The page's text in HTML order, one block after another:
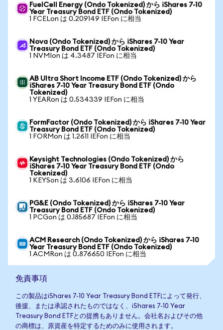
FuelCell Energy (Ondo Tokenized) から iShares 7-10
Year Treasury Bond ETF (Ondo Tokenized)
1 FCELon は 0.209149 IEFon に相当
Nova (Ondo Tokenized) から iShares 7-10 Year
Treasury Bond ETF (Ondo Tokenized)
1 NVMIon は 4.3487 IEFon に相当
AB Ultra Short Income ETF (Ondo Tokenized) から
iShares 7-10 Year Treasury Bond ETF (Ondo
Tokenized)
1 YEARon は 0.534339 IEFon に相当
FormFactor (Ondo Tokenized) から iShares 7-10 Year
Treasury Bond ETF (Ondo Tokenized)
1 FORMon は 1.2611 IEFon に相当
Keysight Technologies (Ondo Tokenized) から
iShares 7-10 Year Treasury Bond ETF (Ondo
Tokenized)
1 KEYSon は 3.6106 IEFon に相当
PG&E (Ondo Tokenized) から iShares 7-10 Year
Treasury Bond ETF (Ondo Tokenized)
1 PCGon は 0.185687 IEFon に相当
ACM Research (Ondo Tokenized) から iShares 7-10
Year Treasury Bond ETF (Ondo Tokenized)
1 ACMRon は 0.876650 IEFon に相当
免責事項
この製品はiShares 7-10 Year Treasury Bond ETFによって発行、
後援、または承認されたものではなく、iShares 7-10 Year
Treasury Bond ETFとの提携もありません。会社名およびその他
の商標は、原資産を特定するためのみに使用されます。